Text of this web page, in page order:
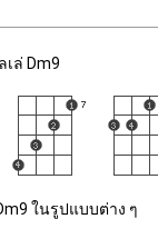
เล่ Dm9
ในรูปแบบต่าง ๆ